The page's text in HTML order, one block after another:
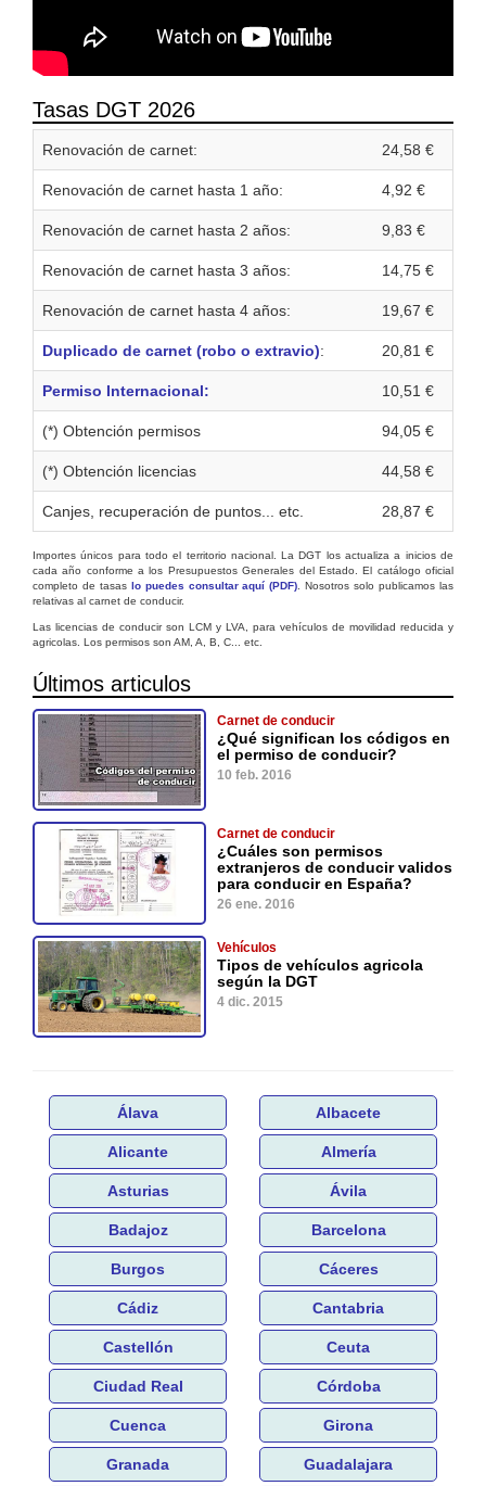
Tasas DGT 2026
Renovación de carnet: 24,58 €
Renovación de carnet hasta 1 año: 4,92 €
Renovación de carnet hasta 2 años: 9,83 €
Renovación de carnet hasta 3 años: 14,75 €
Renovación de carnet hasta 4 años: 19,67 €
Duplicado de carnet (robo o extravio): 20,81 €
Permiso Internacional: 10,51 €
(*) Obtención permisos 94,05 €
(*) Obtención licencias 44,58 €
Canjes, recuperación de puntos... etc. 28,87 €
Importes únicos para todo el territorio nacional. La DGT los actualiza a inicios de
cada año conforme a los Presupuestos Generales del Estado. El catálogo oficial
completo de tasas lo puedes consultar aquí (PDF) . Nosotros solo publicamos las
relativas al carnet de conducir.
Las licencias de conducir son LCM y LVA, para vehículos de movilidad reducida y
agricolas. Los permisos son AM, A, B, C... etc.
Últimos articulos
Carnet de conducir
¿Qué significan los códigos en
el permiso de conducir?
10 feb. 2016
Carnet de conducir
¿Cuáles son permisos
extranjeros de conducir validos
para conducir en España?
26 ene. 2016
Vehículos
Tipos de vehículos agricola
según la DGT
4 dic. 2015
Álava Albacete
Alicante Almería
Asturias Ávila
Badajoz Barcelona
Burgos Cáceres
Cádiz Cantabria
Castellón Ceuta
Ciudad Real Córdoba
Cuenca Girona
Granada Guadalajara